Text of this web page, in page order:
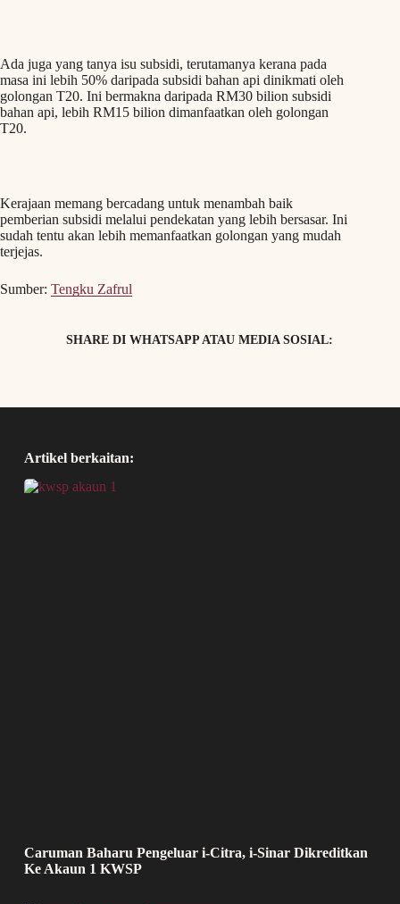
Ada juga yang tanya isu subsidi, terutamanya kerana pada
masa ini lebih 50% daripada subsidi bahan api dinikmati oleh
golongan T20. Ini bermakna daripada RM30 bilion subsidi
bahan api, lebih RM15 bilion dimanfaatkan oleh golongan
T20.
Kerajaan memang bercadang untuk menambah baik
pemberian subsidi melalui pendekatan yang lebih bersasar. Ini
sudah tentu akan lebih memanfaatkan golongan yang mudah
terjejas.
Sumber: Tengku Zafrul
SHARE DI WHATSAPP ATAU MEDIA SOSIAL:
Artikel berkaitan:
Caruman Baharu Pengeluar i-Citra, i-Sinar Dikreditkan
Ke Akaun 1 KWSP